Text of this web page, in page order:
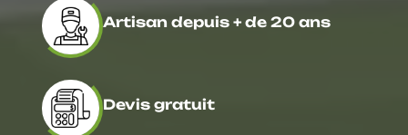
Artisan depuis + de 20 ans
Devis gratuit